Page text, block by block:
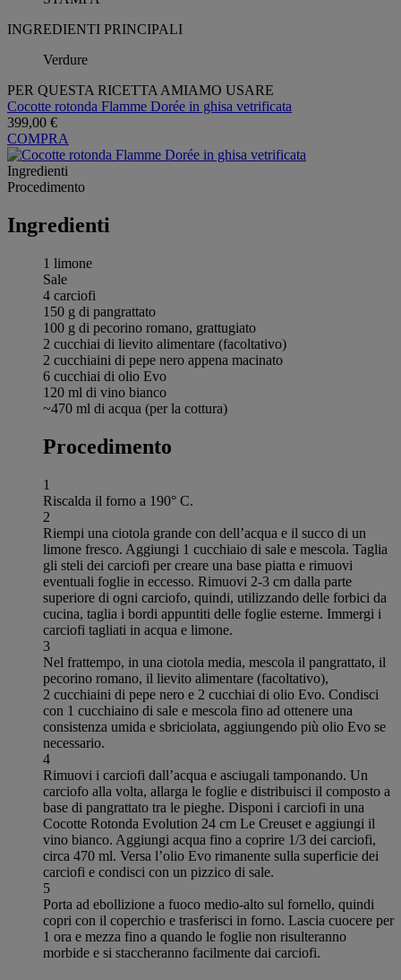
INGREDIENTI PRINCIPALI
Verdure
PER QUESTA RICETTA AMIAMO USARE
Cocotte rotonda Flamme Dorée in ghisa vetrificata
399,00 €
COMPRA
Ingredienti
Procedimento
Ingredienti
1 limone
Sale
4 carciofi
150 g di pangrattato
100 g di pecorino romano, grattugiato
2 cucchiai di lievito alimentare (facoltativo)
2 cucchiaini di pepe nero appena macinato
6 cucchiai di olio Evo
120 ml di vino bianco
~470 ml di acqua (per la cottura)
Procedimento
1
Riscalda il forno a 190° C.
2
Riempi una ciotola grande con dell’acqua e il succo di un
limone fresco. Aggiungi 1 cucchiaio di sale e mescola. Taglia
gli steli dei carciofi per creare una base piatta e rimuovi
eventuali foglie in eccesso. Rimuovi 2-3 cm dalla parte
superiore di ogni carciofo, quindi, utilizzando delle forbici da
cucina, taglia i bordi appuntiti delle foglie esterne. Immergi i
carciofi tagliati in acqua e limone.
3
Nel frattempo, in una ciotola media, mescola il pangrattato, il
pecorino romano, il lievito alimentare (facoltativo),
2 cucchiaini di pepe nero e 2 cucchiai di olio Evo. Condisci
con 1 cucchiaino di sale e mescola fino ad ottenere una
consistenza umida e sbriciolata, aggiungendo più olio Evo se
necessario.
4
Rimuovi i carciofi dall’acqua e asciugali tamponando. Un
carciofo alla volta, allarga le foglie e distribuisci il composto a
base di pangrattato tra le pieghe. Disponi i carciofi in una
Cocotte Rotonda Evolution 24 cm Le Creuset e aggiungi il
vino bianco. Aggiungi acqua fino a coprire 1/3 dei carciofi,
circa 470 ml. Versa l’olio Evo rimanente sulla superficie dei
carciofi e condisci con un pizzico di sale.
5
Porta ad ebollizione a fuoco medio-alto sul fornello, quindi
copri con il coperchio e trasferisci in forno. Lascia cuocere per
1 ora e mezza fino a quando le foglie non risulteranno
morbide e si staccheranno facilmente dai carciofi.